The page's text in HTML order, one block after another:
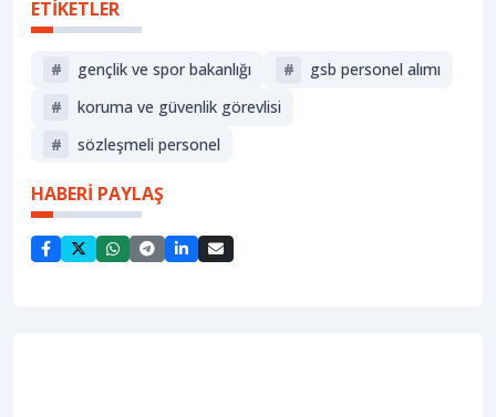
ETİKETLER
# gençlik ve spor bakanlığı #
gsb personel alımı
#
koruma ve güvenlik görevlisi
#
sözleşmeli personel
HABERİ PAYLAŞ